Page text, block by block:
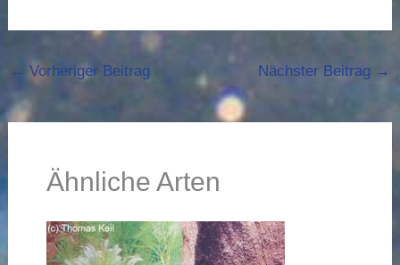
← Vorheriger Beitrag Nächster Beitrag →
Ähnliche Arten